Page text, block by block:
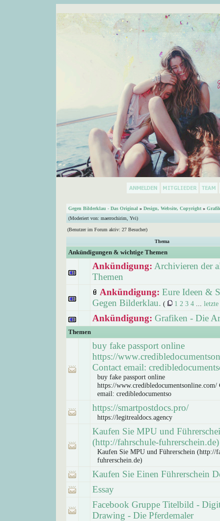
Gegen Bilderklau - Das Original » Design, Website, Copyright »
(Moderiert von: maerrochirim Yvi)
(Benutzer im Forum aktiv: 27 Besucher)
Thema
Ankündigungen & wichtige Themen
Ankündigung: Archivieren der
Themen
Ankündigung: Eure Ideen &
Gegen Bilderklau. ( 1 2 3 4 letzte
Ankündigung: Grafiken - Die
Themen
buy fake passport online
https://
Contact email:
buy fake passport online
https://www.credibledocumentsonline.com/
email: credibledocumentso
https://smartpostdocs.pro/
https://legitrealdocs.agency
Kaufen Sie MPU und
(http://fahrschule-fuhrerschein.de)
Kaufen Sie MPU und Führerschein (http://
fuhrerschein.de)
Kaufen Sie Einen Führerschein
Essay
Facebook Gruppe Titelbild -
Drawing - Die Pferdemaler